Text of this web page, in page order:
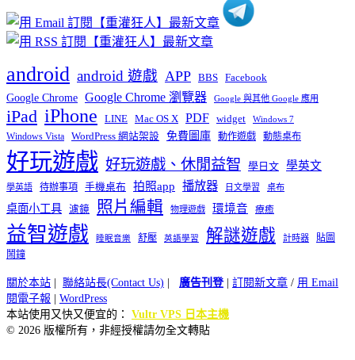
android android 遊戲 APP BBS Facebook
Google Chrome Google Chrome 瀏覽器 Google 與其他 Google 應用
iPad iPhone LINE Mac OS X PDF widget Windows 7
Windows Vista WordPress 網站架設 免費圖庫 動作遊戲 動態桌布
好玩遊戲 好玩遊戲、休閒益智 學日文 學英文
學英語 待辦事項 手機桌布 拍照app 播放器 日文學習 桌布
桌面小工具 濾鏡 照片編輯 物理遊戲 環境音 療癒
益智遊戲 睡眠音樂 舒壓 英語學習 解謎遊戲 計時器
貼圖
鬧鐘
關於本站 聯絡站長(Contact Us) 廣告刊登| 訂閱新文章 / 用 Email
閱電子報
WordPress
本站使用又快又便宜的： Vultr VPS 日本主機
© 2026 版權所有，非經授權請勿全文轉貼